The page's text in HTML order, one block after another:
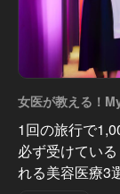
女医が教える！
1回の旅行で
必ず受けてい
れる美容医療3